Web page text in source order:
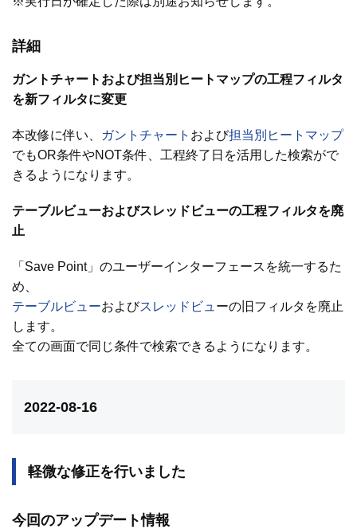
詳細
ガントチャートおよび担当別ヒートマップの工程フィルタ
を新フィルタに変更
本改修に伴い、 ガントチャート および担当別ヒートマップ
でもOR条件やNOT条件、工程終了日を活用した検索がで
きるようになります。
テーブルビューおよびスレッドビューの工程フィルタを廃
止
「Save Point」のユーザーインターフェースを統一するた
め、
テーブルビューおよびスレッドビュ ーの旧フィルタを廃止
します。
全ての画面で同じ条件で検索できるようになります。
2022-08-16
軽微な修正を行いました
今回のアップデート情報